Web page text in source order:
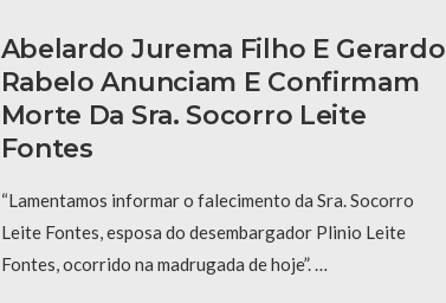
Abelardo Jurema Filho E Gerardo
Rabelo Anunciam E Confirmam
Morte Da Sra. Socorro Leite
Fontes
“Lamentamos informar o falecimento da Sra. Socorro
Leite Fontes, esposa do desembargador Plinio Leite
Fontes, ocorrido na madrugada de hoje”. …